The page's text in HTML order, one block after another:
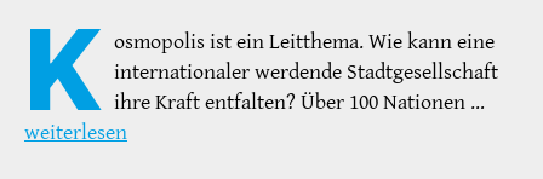
K osmopolis ist ein Leitthema. Wie kann eine
internationaler werdende Stadtgesellschaft
ihre Kraft entfalten? Über 100 Nationen …
weiterlesen